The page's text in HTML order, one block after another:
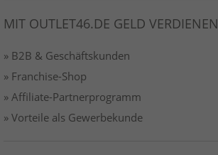
MIT OUTLET46.DE GELD VERDIENEN
» B2B & Geschäftskunden
» Franchise-Shop
» Affiliate-Partnerprogramm
» Vorteile als Gewerbekunde